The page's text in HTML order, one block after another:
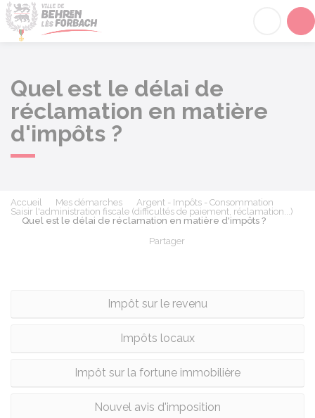
Quel est le délai de
réclamation en matière
d'impôts ?
Accueil Mes démarches
Argent - Impôts - Consommation
Saisir l'administration fiscale (difficultés de paiement, réclamation...)
Quel est le délai de réclamation en matière d'impôts ?
Partager
Impôt sur le revenu
Impôts locaux
Impôt sur la fortune immobilière
Nouvel avis d'imposition